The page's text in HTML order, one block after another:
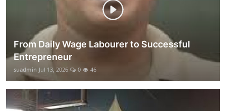
From Daily Wage Labourer to Successful
Entrepreneur
suadmin Jul 13, 2026 0 46